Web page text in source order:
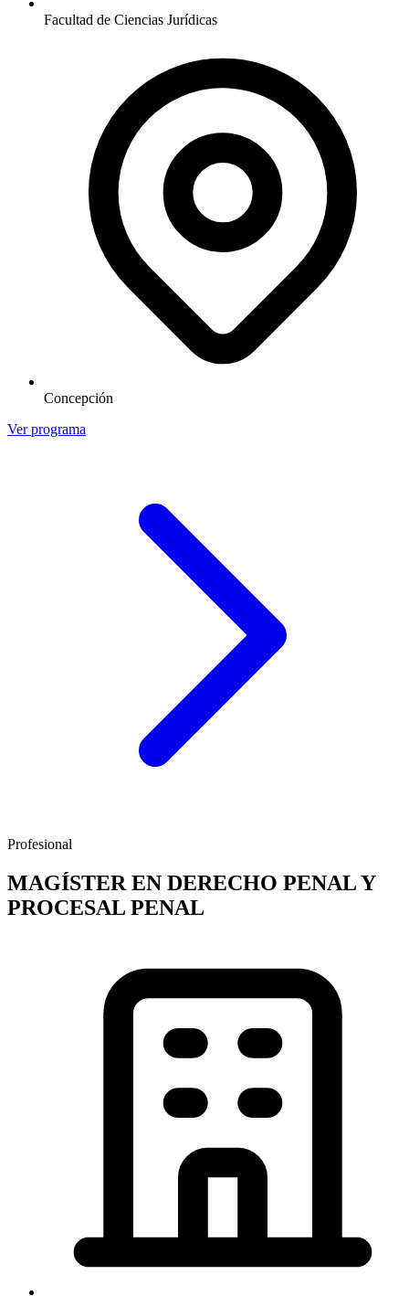
Facultad de Ciencias Jurídicas
Concepción
Ver programa
Profesional
MAGÍSTER EN DERECHO PENAL Y
PROCESAL PENAL